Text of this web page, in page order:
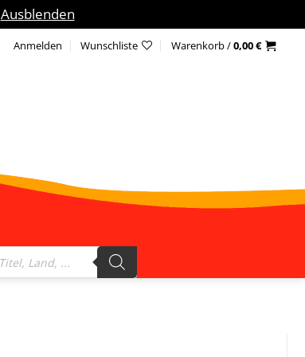
Ausblenden
Anmelden Wunschliste Warenkorb /0,00€